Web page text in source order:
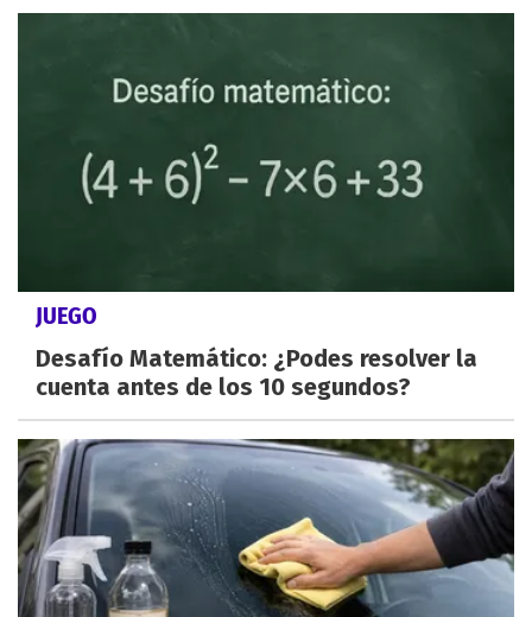
JUEGO
Desafío Matemático: ¿Podes resolver la
cuenta antes de los 10 segundos?